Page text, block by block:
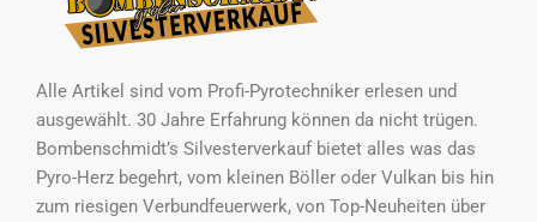
Alle Artikel sind vom Profi-Pyrotechniker erlesen und
ausgewählt. 30 Jahre Erfahrung können da nicht trügen.
Bombenschmidt’s Silvesterverkauf bietet alles was das
Pyro-Herz begehrt, vom kleinen Böller oder Vulkan bis hin
zum riesigen Verbundfeuerwerk, von Top-Neuheiten über